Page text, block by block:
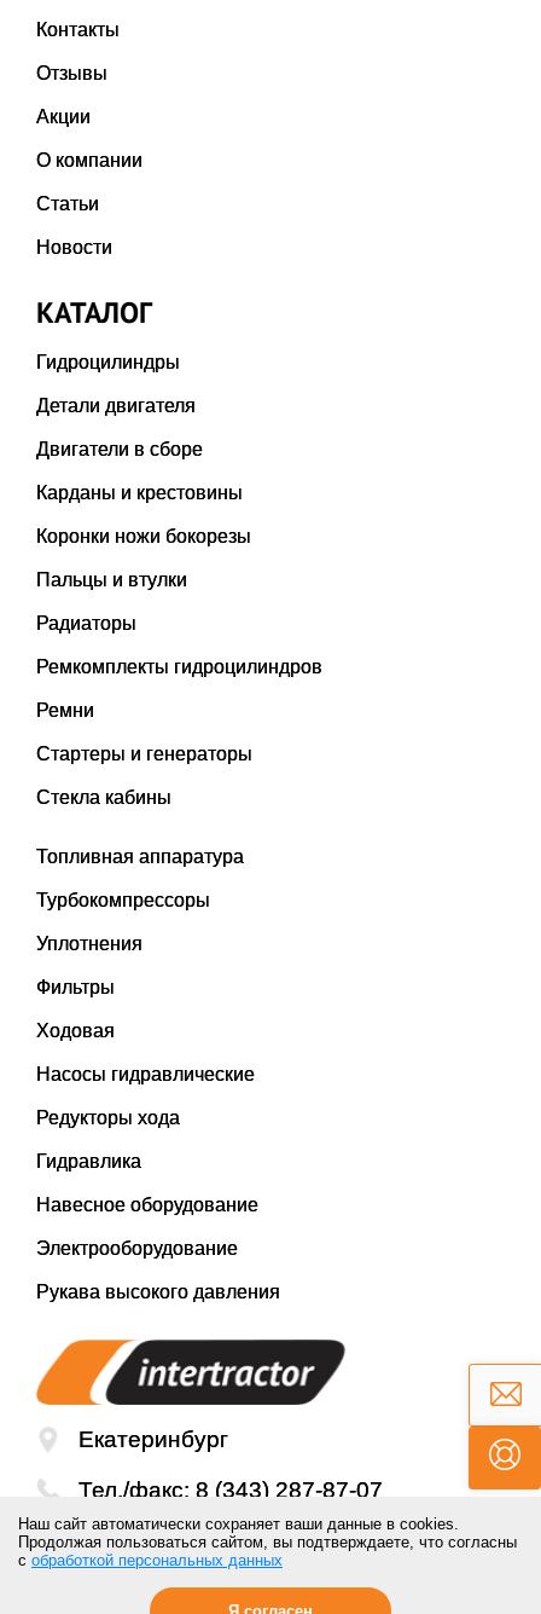
Контакты
Отзывы
Акции
О компании
Статьи
Новости
КАТАЛОГ
Гидроцилиндры
Детали двигателя
Двигатели в сборе
Карданы и крестовины
Коронки ножи бокорезы
Пальцы и втулки
Радиаторы
Ремкомплекты гидроцилиндров
Ремни
Стартеры и генераторы
Стекла кабины
Топливная аппаратура
Турбокомпрессоры
Уплотнения
Фильтры
Ходовая
Насосы гидравлические
Редукторы хода
Гидравлика
Навесное оборудование
Электрооборудование
Рукава высокого давления
Екатеринбург
Тел./факс: 8 (343) 287-87-07
Email:mail@inter-tractor.ru
Наш сайт автоматически сохраняет ваши данные в cookies.
Продолжая пользоваться сайтом, вы подтверждаете, что согласны
с обработкой персональных данных